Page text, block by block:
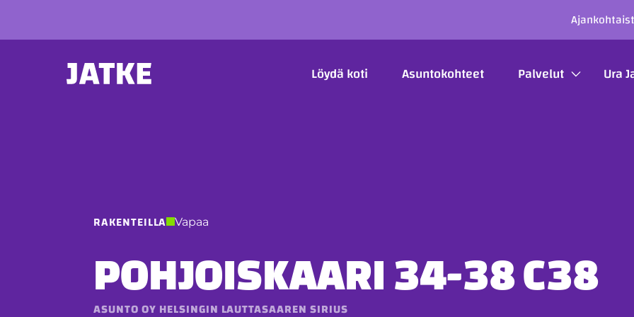
PÄÄVALIKKO
Löydä koti Asuntokohteet Palvelut Ura
RAKENTEILLA Vapaa
POHJOISKAARI 34-38 C38
ASUNTO OY HELSINGIN LAUTTASAAREN SIRIUS